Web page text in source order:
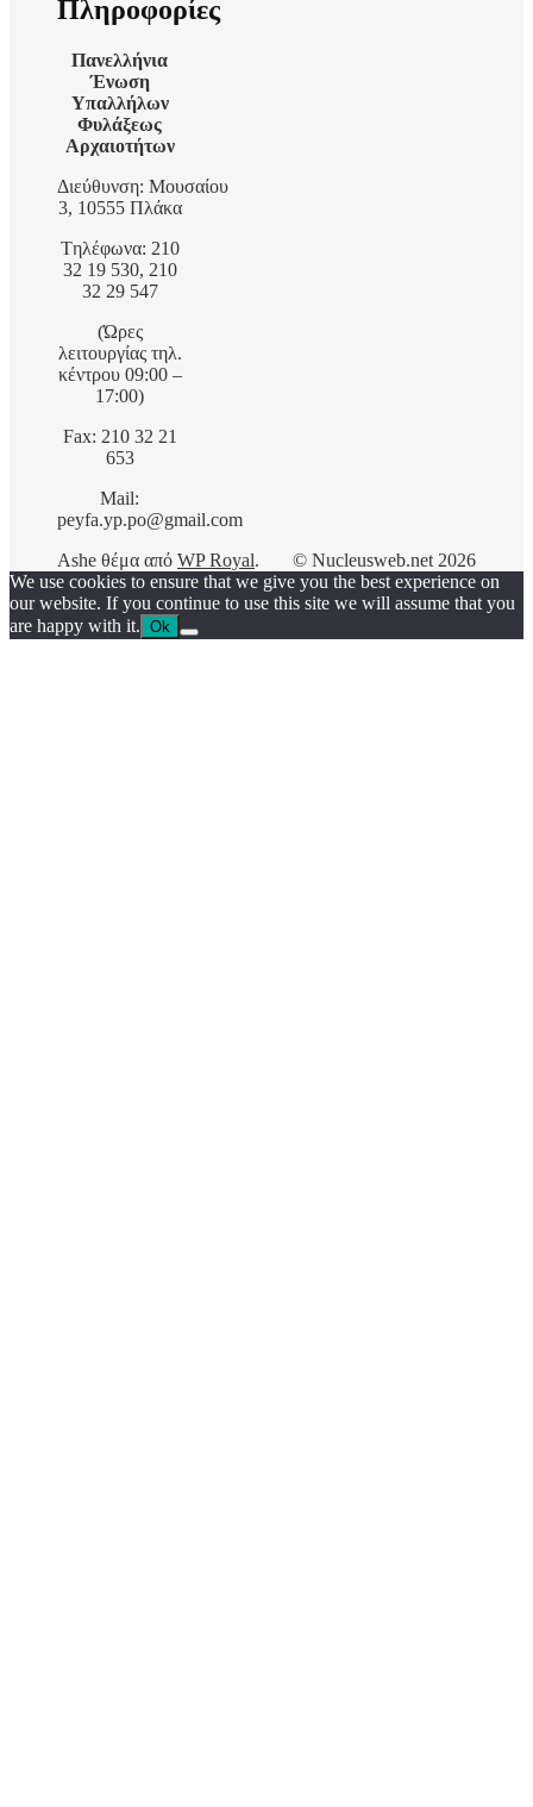
Πληροφορίες
Πανελλήνια
Ένωση
Υπαλλήλων
Φυλάξεως
Αρχαιοτήτων
Διεύθυνση: Μουσαίου
3, 10555 Πλάκα
Tηλέφωνα: 210
32 19 530, 210
32 29 547
(Ώρες
λειτουργίας τηλ.
κέντρου 09:00 –
17:00)
Fax: 210 32 21
653
Mail:
peyfa.yp.po@gmail.com
© Nucleusweb.net 2026
Ashe θέμα από WP Royal.
We use cookies to ensure that we give you the best experience on
our website. If you continue to use this site we will assume that you
are happy with it. Ok